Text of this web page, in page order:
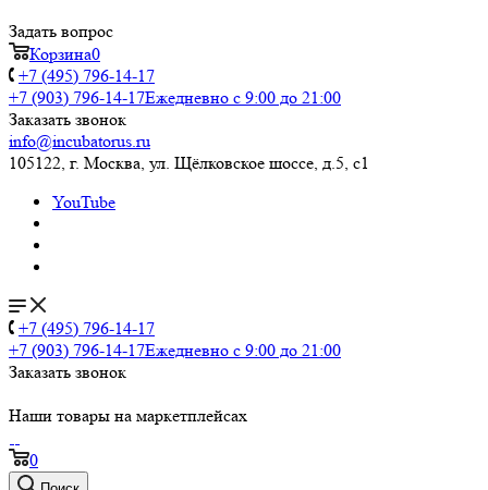
Задать вопрос
Корзина0
+7 (495) 796-14-17
+7 (903) 796-14-17Ежедневно с 9:00 до 21:00
Заказать звонок
info@incubatorus.ru
105122, г. Москва, ул. Щёлковское шоссе, д.5, с1
YouTube
+7 (495) 796-14-17
+7 (903) 796-14-17Ежедневно с 9:00 до 21:00
Заказать звонок
Наши товары на маркетплейсах
0